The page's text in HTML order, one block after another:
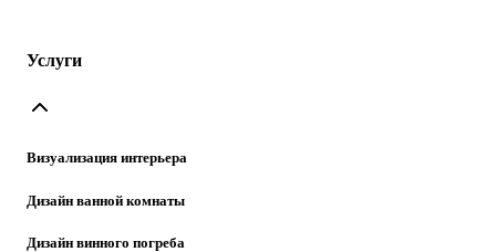
Услуги
Визуализация интерьера
Дизайн ванной комнаты
Дизайн винного погреба